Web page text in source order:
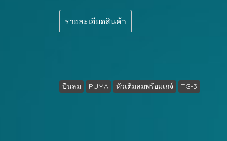
รายละเอียดสินค้า
ปืนลม PUMA หัวเติมลมพร้อมเกจ์ TG-3